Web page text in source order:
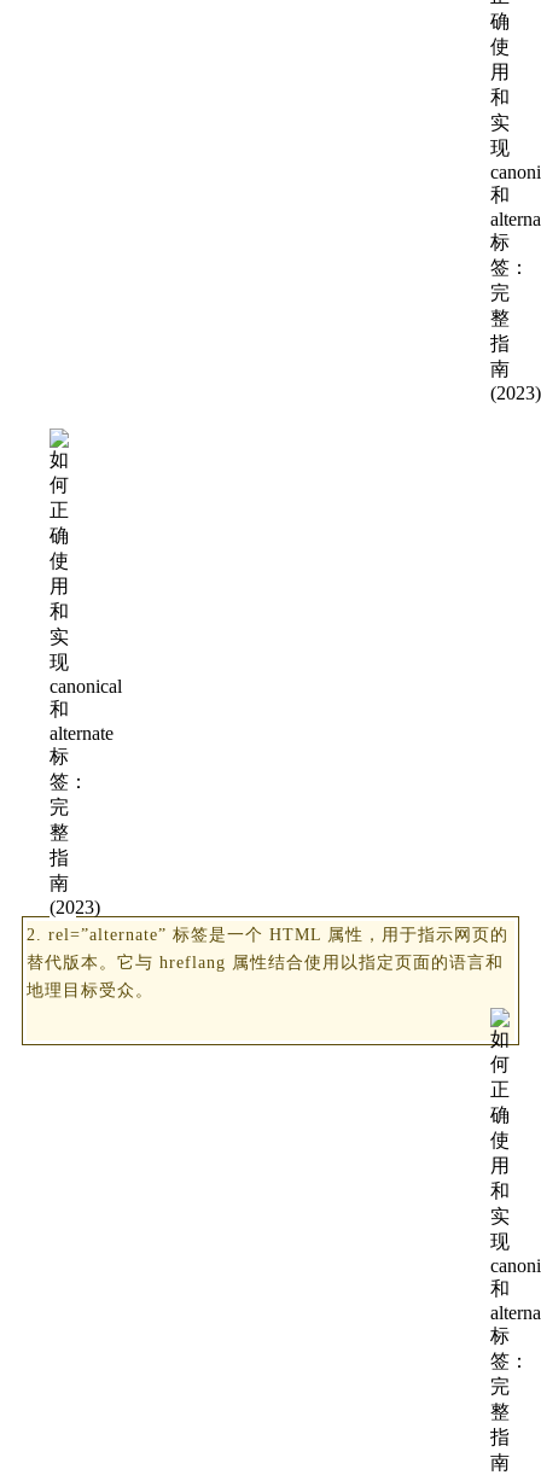
2. rel=”alternate” 标签是一个 HTML 属性，用于指示网页的
替代版本。它与 hreflang 属性结合使用以指定页面的语言和
地理目标受众。